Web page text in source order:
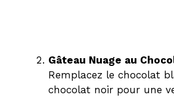
Gâteau Nuage au
Remplacez le chocolat
chocolat noir pour une